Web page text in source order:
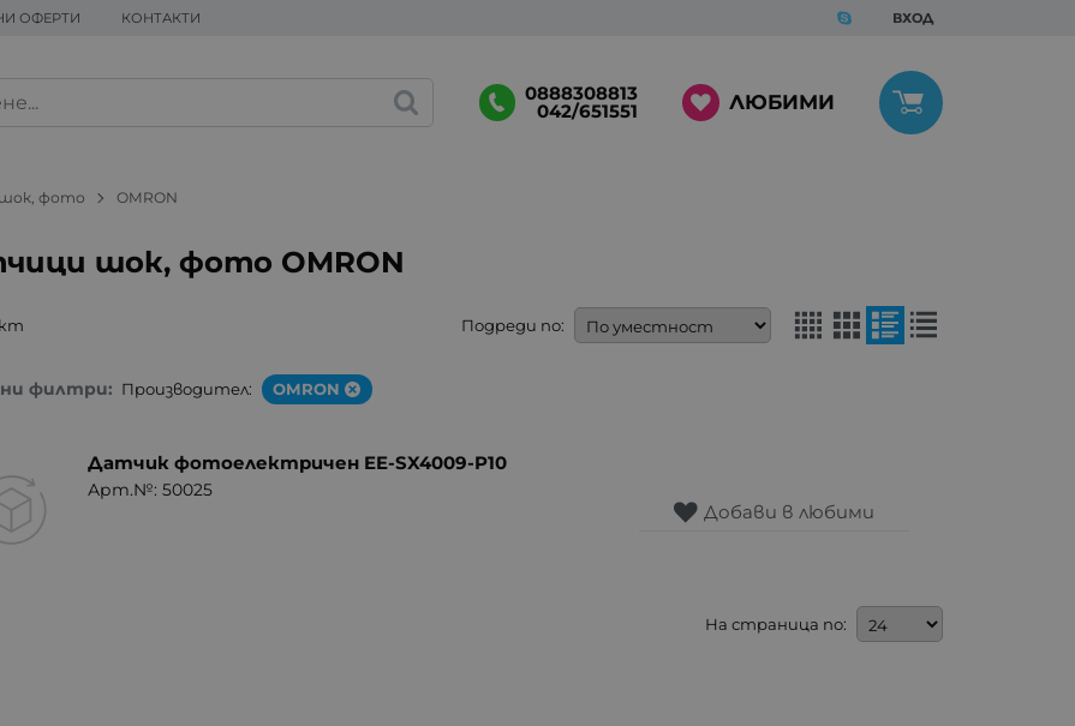
ОФЕРТИ КОНТАКТИ ВХОД
0888308813
042/651551 ЛЮБИМИ
фото OMRON
шок, фото OMRON
Подреди по:
филтри: Производител: OMRON
Датчик фотоелектричен EE-SX4009-P10
Арт.№: 50025
Добави в любими
На страница по: